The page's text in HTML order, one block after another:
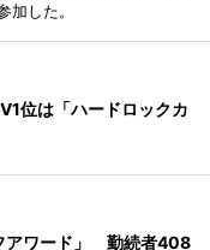
した。
位は「ハードロックカ
アワード」 勤続者408